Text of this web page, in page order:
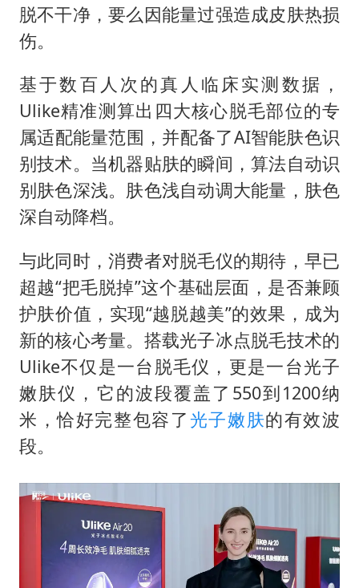
脱不干净，要么因能量过强造成皮肤热损
伤。
基于数百人次的真人临床实测数据，
Ulike精准测算出四大核心脱毛部位的专
属适配能量范围，并配备了AI智能肤色识
别技术。当机器贴肤的瞬间，算法自动识
别肤色深浅。肤色浅自动调大能量，肤色
深自动降档。
与此同时，消费者对脱毛仪的期待，早已
超越“把毛脱掉”这个基础层面，是否兼顾
护肤价值，实现“越脱越美”的效果，成为
新的核心考量。搭载光子冰点脱毛技术的
Ulike不仅是一台脱毛仪，更是一台光子
嫩肤仪，它的波段覆盖了550到1200纳
米，恰好完整包容了光子嫩肤的有效波
段。